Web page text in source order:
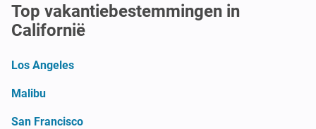
Top vakantiebestemmingen in
Californië
Los Angeles
Malibu
San Francisco